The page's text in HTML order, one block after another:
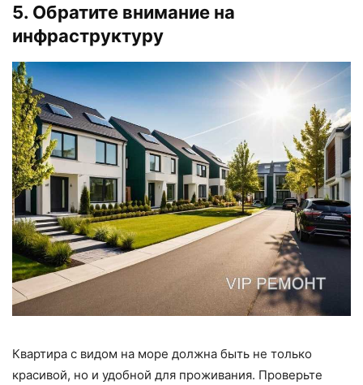
5. Обратите внимание на
инфраструктуру
Квартира с видом на море должна быть не только
красивой, но и удобной для проживания. Проверьте